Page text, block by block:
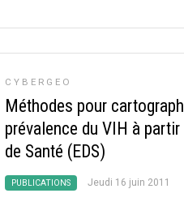
CYBERGEO
Méthodes pour
prévalence du VIH à
de Santé (EDS)
PUBLICATIONS Jeudi 16 juin 2011